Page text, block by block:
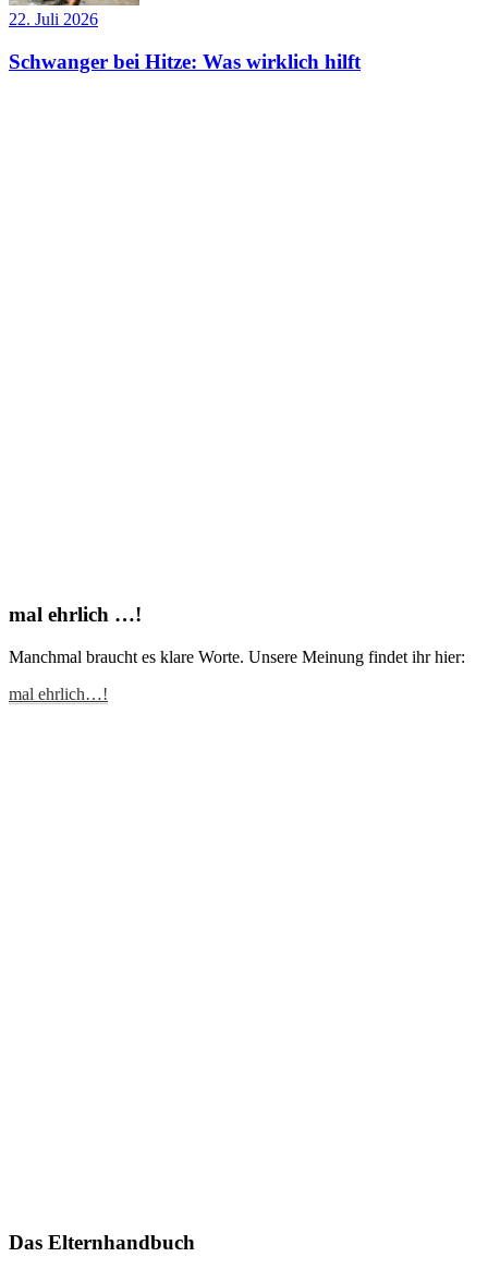
22. Juli 2026
Schwanger bei Hitze: Was wirklich hilft
mal ehrlich …!
Manchmal braucht es klare Worte. Unsere Meinung findet ihr hier:
mal ehrlich…!
Das Elternhandbuch